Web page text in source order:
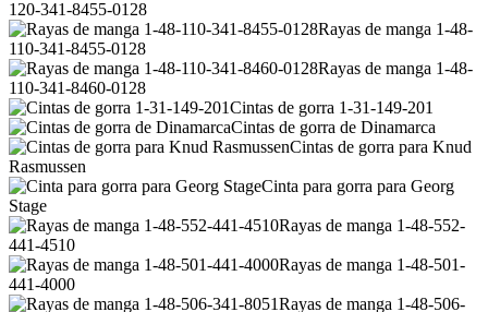
120-341-8455-0128
Rayas de manga 1-48-
110-341-8455-0128
Rayas de manga 1-48-
110-341-8460-0128
Cintas de gorra 1-31-149-201
Cintas de gorra de Dinamarca
Cintas de gorra para Knud
Rasmussen
Cinta para gorra para Georg
Stage
Rayas de manga 1-48-552-
441-4510
Rayas de manga 1-48-501-
441-4000
Rayas de manga 1-48-506-